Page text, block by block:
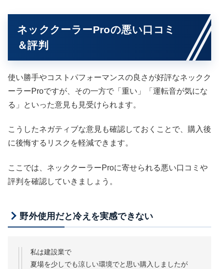
ネッククーラーProの悪い口コミ
＆評判
使い勝手やコストパフォーマンスの良さが好評なネックク
ーラーProですが、その一方で「重い」「運転音が気にな
る」といった意見も見受けられます。
こうしたネガティブな意見も確認しておくことで、購入後
に後悔するリスクを軽減できます。
ここでは、ネッククーラーProに寄せられる悪い口コミや
評判を確認していきましょう。
野外使用だと冷えを実感できない
私は建設業で
夏場を少しでも涼しい環境でと思い購入しましたが